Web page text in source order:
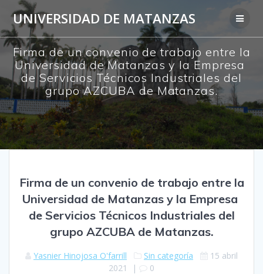
al
contenido
UNIVERSIDAD DE MATANZAS
Firma de un convenio de trabajo entre la
Universidad de Matanzas y la Empresa
de Servicios Técnicos Industriales del
grupo AZCUBA de Matanzas.
Firma de un convenio de trabajo entre la
Universidad de Matanzas y la Empresa
de Servicios Técnicos Industriales del
grupo AZCUBA de Matanzas.
Yasnier Hinojosa O'farrill Sin categoría
15 abril
2021
| 0